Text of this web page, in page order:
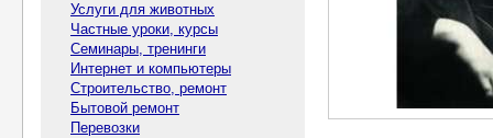
Услуги для животных
Частные уроки, курсы
Семинары, тренинги
Интернет и компьютеры
Строительство, ремонт
Бытовой ремонт
Перевозки